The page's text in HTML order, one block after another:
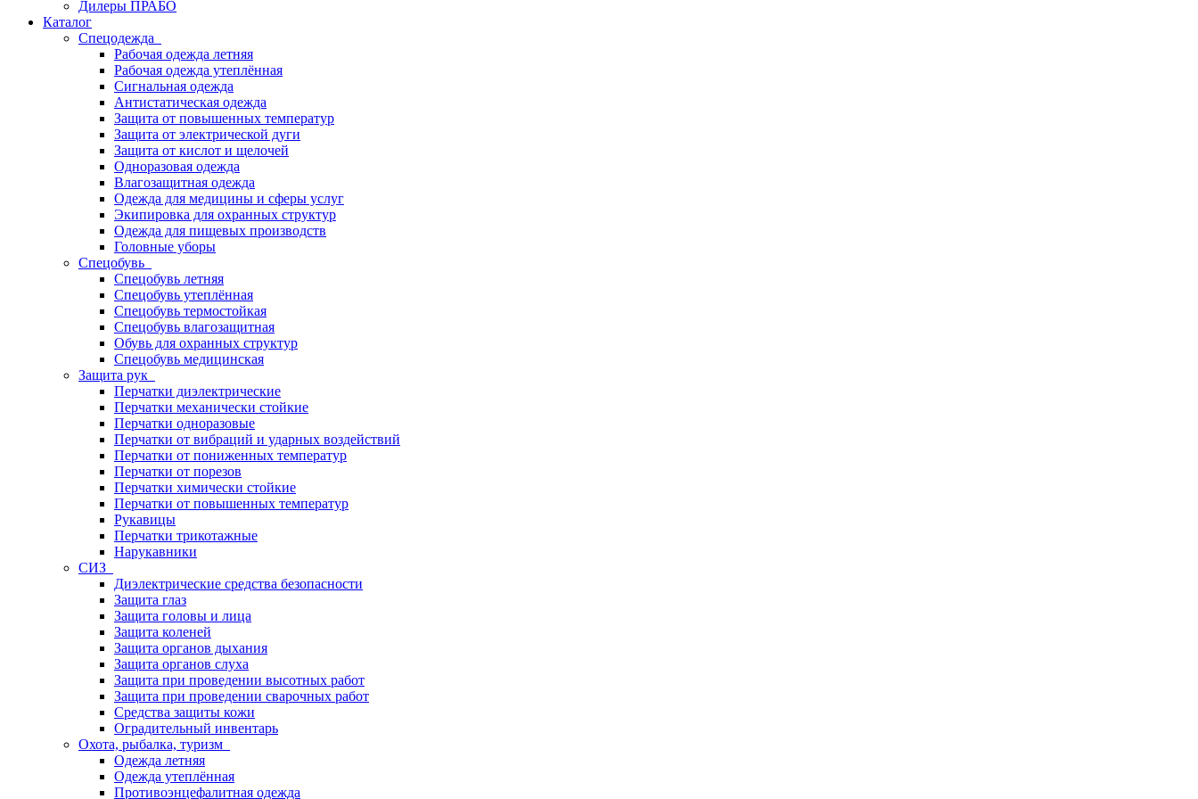
Дилеры ПРАБО
Каталог
Спецодежда
Рабочая одежда летняя
Рабочая одежда утеплённая
Сигнальная одежда
Антистатическая одежда
Защита от повышенных температур
Защита от электрической дуги
Защита от кислот и щелочей
Одноразовая одежда
Влагозащитная одежда
Одежда для медицины и сферы услуг
Экипировка для охранных структур
Одежда для пищевых производств
Головные уборы
Спецобувь
Спецобувь летняя
Спецобувь утеплённая
Спецобувь термостойкая
Спецобувь влагозащитная
Обувь для охранных структур
Спецобувь медицинская
Защита рук
Перчатки диэлектрические
Перчатки механически стойкие
Перчатки одноразовые
Перчатки от вибраций и ударных воздействий
Перчатки от пониженных температур
Перчатки от порезов
Перчатки химически стойкие
Перчатки от повышенных температур
Рукавицы
Перчатки трикотажные
Нарукавники
СИЗ
Диэлектрические средства безопасности
Защита глаз
Защита головы и лица
Защита коленей
Защита органов дыхания
Защита органов слуха
Защита при проведении высотных работ
Защита при проведении сварочных работ
Средства защиты кожи
Оградительный инвентарь
Охота, рыбалка, туризм
Одежда летняя
Одежда утеплённая
Противоэнцефалитная одежда